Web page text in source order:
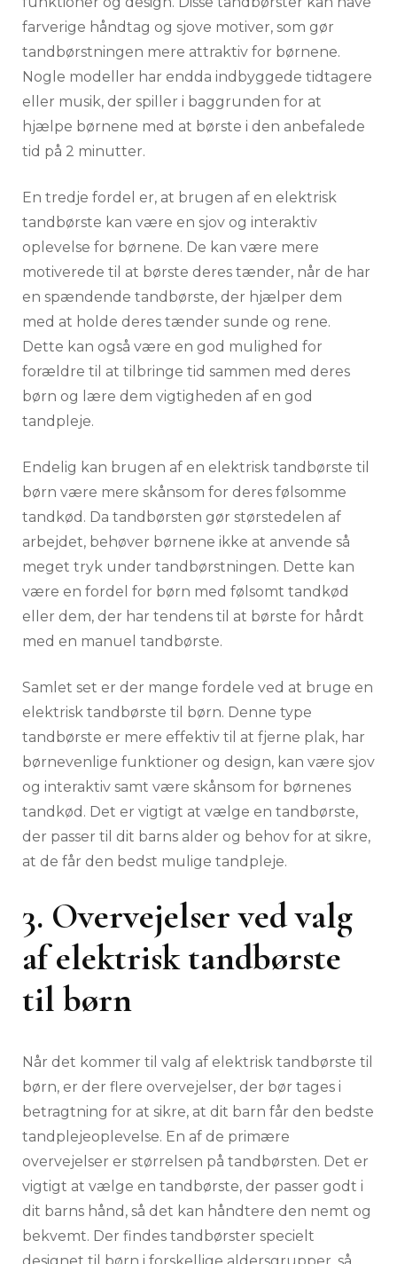
farverige håndtag og sjove motiver, som gør
tandbørstningen mere attraktiv for børnene.
Nogle modeller har endda indbyggede tidtagere
eller musik, der spiller i baggrunden for at
hjælpe børnene med at børste i den anbefalede
tid på 2 minutter.
En tredje fordel er, at brugen af en elektrisk
tandbørste kan være en sjov og interaktiv
oplevelse for børnene. De kan være mere
motiverede til at børste deres tænder, når de har
en spændende tandbørste, der hjælper dem
med at holde deres tænder sunde og rene.
Dette kan også være en god mulighed for
forældre til at tilbringe tid sammen med deres
børn og lære dem vigtigheden af ​​en god
tandpleje.
Endelig kan brugen af en elektrisk tandbørste til
børn være mere skånsom for deres følsomme
tandkød. Da tandbørsten gør størstedelen af
arbejdet, behøver børnene ikke at anvende så
meget tryk under tandbørstningen. Dette kan
være en fordel for børn med følsomt tandkød
eller dem, der har tendens til at børste for hårdt
med en manuel tandbørste.
Samlet set er der mange fordele ved at bruge en
elektrisk tandbørste til børn. Denne type
tandbørste er mere effektiv til at fjerne plak, har
børnevenlige funktioner og design, kan være sjov
og interaktiv samt være skånsom for børnenes
tandkød. Det er vigtigt at vælge en tandbørste,
der passer til dit barns alder og behov for at sikre,
at de får den bedst mulige tandpleje.
3. Overvejelser ved valg
af elektrisk tandbørste
til børn
Når det kommer til valg af elektrisk tandbørste til
børn, er der flere overvejelser, der bør tages i
betragtning for at sikre, at dit barn får den bedste
tandplejeoplevelse. En af de primære
overvejelser er størrelsen på tandbørsten. Det er
vigtigt at vælge en tandbørste, der passer godt i
dit barns hånd, så det kan håndtere den nemt og
bekvemt. Der findes tandbørster specielt